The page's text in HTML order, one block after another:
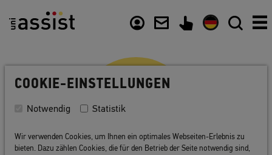
COOKIE-EINSTELLUNGEN
Notwendig Statistik
Wir verwenden Cookies, um Ihnen ein optimales Webseiten-Erlebnis zu
bieten. Dazu zählen Cookies, die für den Betrieb der Seite notwendig sind,